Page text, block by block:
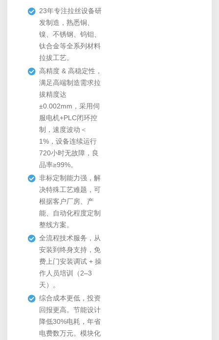
23年专注拉丝设备研
发制造，熟悉铜、
镍、不锈钢、钨钼、
钛合金等全系列材料
拉拔工艺。
高精度 & 高稳定性，
满足高端制造需求拉
拔精度达
±0.002mm，采用伺
服电机+PLC闭环控
制，速度波动＜
1%，设备连续运行
720小时无故障，良
品率≥99%。
非标定制能力强，解
决特殊工艺难题，可
根据客户厂房、产
能、自动化程度定制
整线方案。
全流程技术服务，从
安装到终身支持，免
费上门安装调试 + 操
作人员培训（2–3
天）。
综合成本更低，投资
回报更高。节能设计
降低30%电耗，年省
电费数万元。模块化